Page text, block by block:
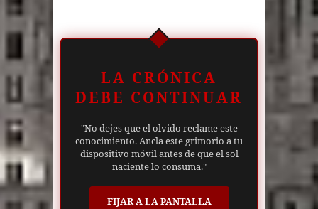
LA CRÓNICA
DEBE CONTINUAR
"No dejes que el olvido reclame este
conocimiento. Ancla este grimorio a tu
dispositivo móvil antes de que el sol
naciente lo consuma."
FIJAR A LA PANTALLA